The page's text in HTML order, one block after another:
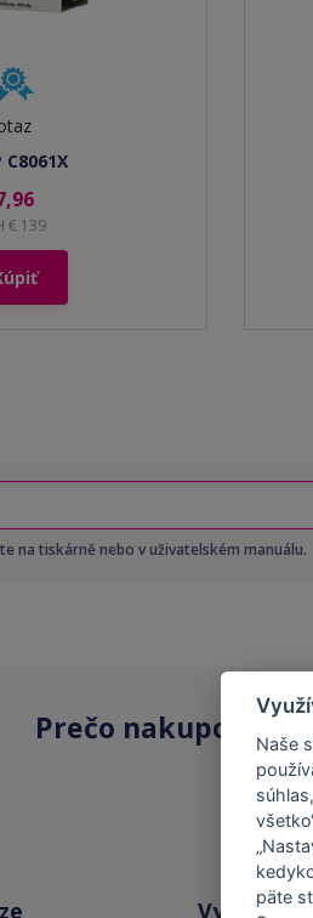
€ 139
na tiskárně nebo v uživatelském manuálu.
Prečo nakupovať
Vysoká
Naše
päte